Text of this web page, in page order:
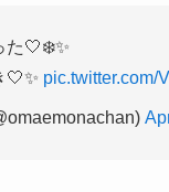
は製造日より120日
限切れになるので